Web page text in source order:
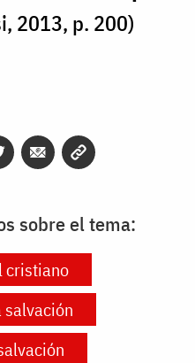
2013, p. 200)
sobre el tema:
cristiano
salvación